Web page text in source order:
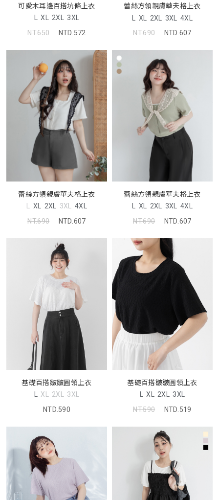
可愛木耳邊百搭坑條上衣
L XL 2XL 3XL
NT.650
NTD.572
蕾絲方領親膚華夫格上衣
L XL 2XL 3XL 4XL
NT.690
NTD.607
蕾絲方領親膚華夫格上衣
L XL 2XL 3XL 4XL
NT.690
NTD.607
蕾絲方領親膚華夫格上衣
L XL 2XL 3XL 4XL
NT.690
NTD.607
基礎百搭皺皺圓領上衣
L XL 2XL 3XL
NTD.590
基礎百搭皺皺圓領上衣
L XL 2XL 3XL
NT.590
NTD.519